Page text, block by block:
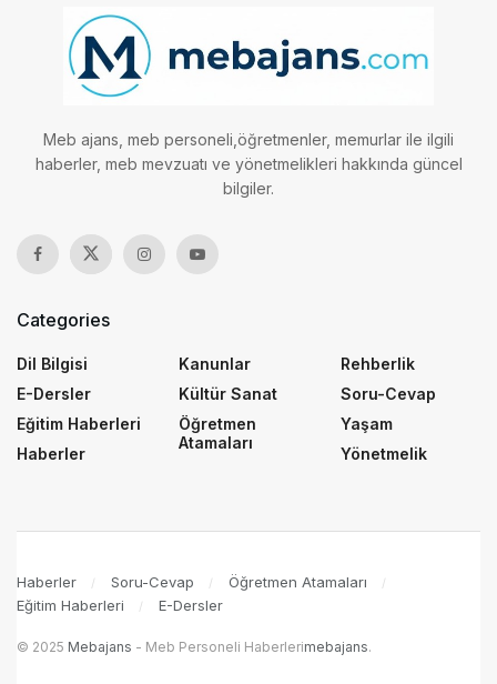
Meb ajans, meb personeli,öğretmenler, memurlar ile ilgili
haberler, meb mevzuatı ve yönetmelikleri hakkında güncel
bilgiler.
Categories
Dil Bilgisi
E-Dersler
Eğitim Haberleri
Haberler
Kanunlar
Kültür Sanat
Öğretmen
Atamaları
Rehberlik
Soru-Cevap
Yaşam
Yönetmelik
Haberler Soru-Cevap
Öğretmen Atamaları
Eğitim Haberleri
E-Dersler
© 2025 Mebajans - Meb Personeli Haberlerimebajans.